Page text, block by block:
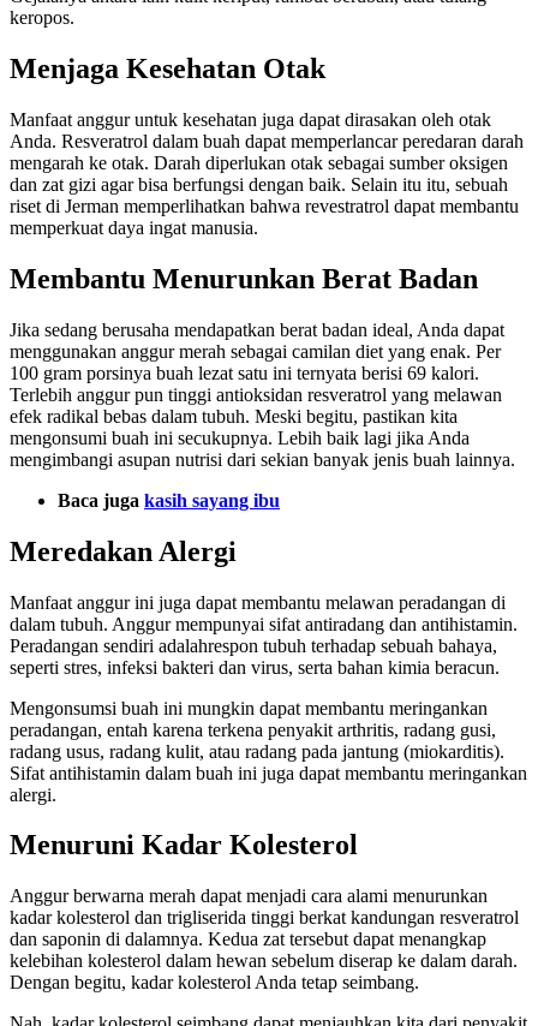
keropos.
Menjaga Kesehatan Otak
Manfaat anggur untuk kesehatan juga dapat dirasakan oleh otak
Anda. Resveratrol dalam buah dapat memperlancar peredaran darah
mengarah ke otak. Darah diperlukan otak sebagai sumber oksigen
dan zat gizi agar bisa berfungsi dengan baik. Selain itu itu, sebuah
riset di Jerman memperlihatkan bahwa revestratrol dapat membantu
memperkuat daya ingat manusia.
Membantu Menurunkan Berat Badan
Jika sedang berusaha mendapatkan berat badan ideal, Anda dapat
menggunakan anggur merah sebagai camilan diet yang enak. Per
100 gram porsinya buah lezat satu ini ternyata berisi 69 kalori.
Terlebih anggur pun tinggi antioksidan resveratrol yang melawan
efek radikal bebas dalam tubuh. Meski begitu, pastikan kita
mengonsumi buah ini secukupnya. Lebih baik lagi jika Anda
mengimbangi asupan nutrisi dari sekian banyak jenis buah lainnya.
Baca juga kasih sayang ibu
Meredakan Alergi
Manfaat anggur ini juga dapat membantu melawan peradangan di
dalam tubuh. Anggur mempunyai sifat antiradang dan antihistamin.
Peradangan sendiri adalahrespon tubuh terhadap sebuah bahaya,
seperti stres, infeksi bakteri dan virus, serta bahan kimia beracun.
Mengonsumsi buah ini mungkin dapat membantu meringankan
peradangan, entah karena terkena penyakit arthritis, radang gusi,
radang usus, radang kulit, atau radang pada jantung (miokarditis).
Sifat antihistamin dalam buah ini juga dapat membantu meringankan
alergi.
Menuruni Kadar Kolesterol
Anggur berwarna merah dapat menjadi cara alami menurunkan
kadar kolesterol dan trigliserida tinggi berkat kandungan resveratrol
dan saponin di dalamnya. Kedua zat tersebut dapat menangkap
kelebihan kolesterol dalam hewan sebelum diserap ke dalam darah.
Dengan begitu, kadar kolesterol Anda tetap seimbang.